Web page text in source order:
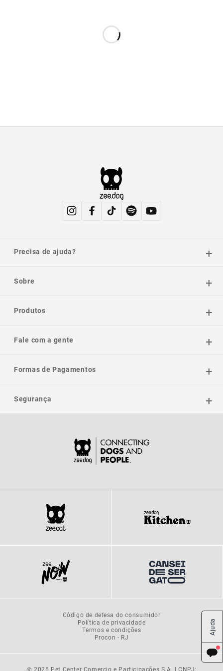
Precisa de ajuda?
Sobre
Produtos
Fale com a gente
Formas de Pagamentos
Segurança
Código de defesa do consumidor
Política de privacidade
Termos e condições
Procon - RJ
@ 2026 Pet Center Comercio e Participações S.A. | CNPJ:
Ajuda